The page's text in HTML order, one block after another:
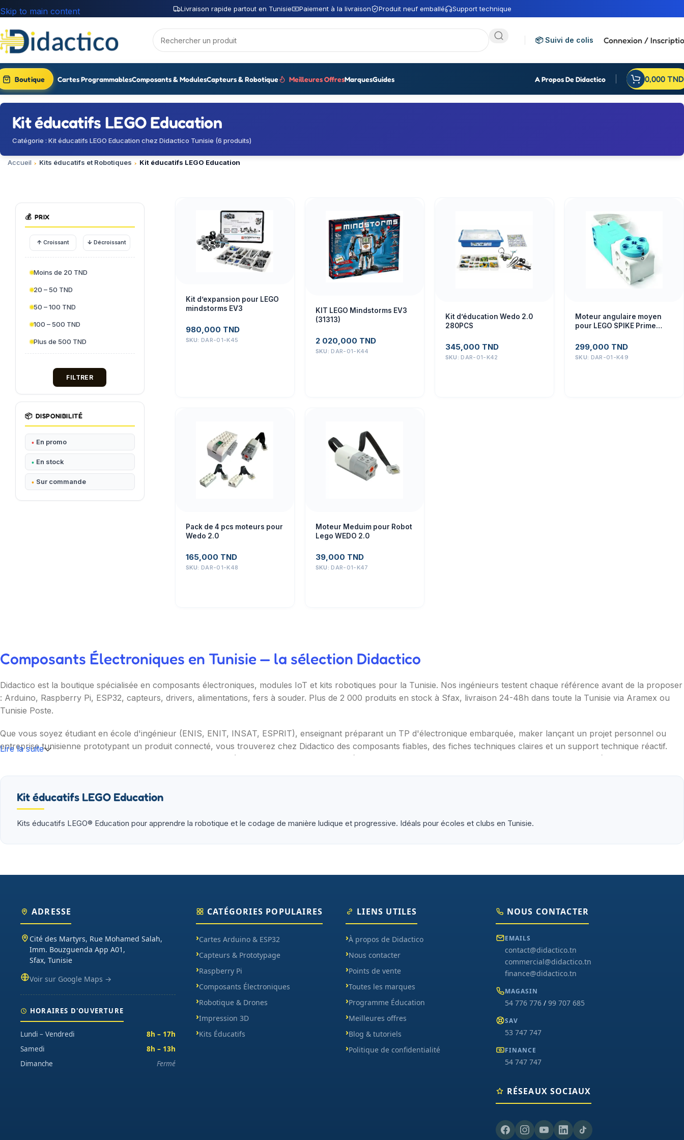
Livraison rapide partout en Tunisie Paiement à la livraison Produit neuf emballé Support technique
Skip to main content
📦 Suivi de colis Connexion /
Boutique Cartes ProgrammablesComposants & ModulesCapteurs & Robotique Meilleures OffresMarquesGuides A Propos De Didactico 0,000 TND
Kit éducatifs LEGO Education
Catégorie : Kit éducatifs LEGO Education chez Didactico Tunisie (6 produits)
Accueil Kits éducatifs et Robotiques Kit éducatifs LEGO Education
💰 PRIX
↑ Croissant ↓ Décroissant
Moins de 20 TND
20 – 50 TND
50 – 100 TND
100 – 500 TND
Plus de 500 TND
FILTRER
📦 DISPONIBILITÉ
En promo
En stock
Sur commande
Kit d’expansion pour LEGO
mindstorms EV3
980,000 TND
SKU: DAR-01-K45
KIT LEGO Mindstorms EV3
(31313)
2 020,000 TND
SKU: DAR-01-K44
Kit d’éducation Wedo 2.0
280PCS
345,000 TND
SKU: DAR-01-K42
Moteur angulaire moyen
pour LEGO SPIKE Prime
45345
299,000 TND
SKU: DAR-01-K49
Pack de 4 pcs moteurs pour
Wedo 2.0
165,000 TND
SKU: DAR-01-K48
Moteur Meduim pour Robot
Lego WEDO 2.0
39,000 TND
SKU: DAR-01-K47
Composants Électroniques en Tunisie — la sélection Didactico
Didactico est la boutique spécialisée en composants électroniques, modules IoT et kits robotiques pour la Tunisie. Nos ingénieurs testent chaque référence avant de la proposer
: Arduino, Raspberry Pi, ESP32, capteurs, drivers, alimentations, fers à souder. Plus de 2 000 produits en stock à Sfax, livraison 24-48h dans toute la Tunisie via Aramex ou
Tunisie Poste.
Que vous soyez étudiant en école d'ingénieur (ENIS, ENIT, INSAT, ESPRIT), enseignant préparant un TP d'électronique embarquée, maker lançant un projet personnel ou
entreprise tunisienne prototypant un produit connecté, vous trouverez chez Didactico des composants fiables, des fiches techniques claires et un support technique réactif.
Nos catégories couvrent l'essentiel : cartes programmables (Arduino, Raspberry Pi, ESP32), capteurs et modules (température, distance, WiFi, LoRa, GSM), robotique
Lire la suite
Kit éducatifs LEGO Education
Kits éducatifs LEGO® Education pour apprendre la robotique et le codage de manière ludique et progressive. Idéals pour écoles et clubs en Tunisie.
ADRESSE
Cité des Martyrs, Rue Mohamed Salah,
Imm. Bouzguenda App A01,
Sfax, Tunisie
Voir sur Google Maps →
HORAIRES D'OUVERTURE
Lundi – Vendredi
8h – 17h
Samedi
8h – 13h
Dimanche
Fermé
CATÉGORIES POPULAIRES
Cartes Arduino & ESP32
Capteurs & Prototypage
Raspberry Pi
Composants Électroniques
Robotique & Drones
Impression 3D
Kits Éducatifs
LIENS UTILES
À propos de Didactico
Nous contacter
Points de vente
Toutes les marques
Programme Éducation
Meilleures offres
Blog & tutoriels
Politique de confidentialité
NOUS CONTACTER
EMAILS
contact@didactico.tn
commercial@didactico.tn
finance@didactico.tn
MAGASIN
54 776 776/ 99 707 685
SAV
53 747 747
FINANCE
54 747 747
RÉSEAUX SOCIAUX